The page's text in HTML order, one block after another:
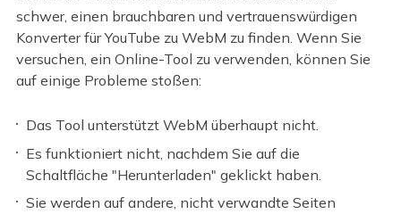
schwer, einen brauchbaren und vertrauenswürdigen
Konverter für YouTube zu WebM zu finden. Wenn Sie
versuchen, ein Online-Tool zu verwenden, können Sie
auf einige Probleme stoßen:
Das Tool unterstützt WebM überhaupt nicht.
Es funktioniert nicht, nachdem Sie auf die
Schaltfläche "Herunterladen" geklickt haben.
Sie werden auf andere, nicht verwandte Seiten